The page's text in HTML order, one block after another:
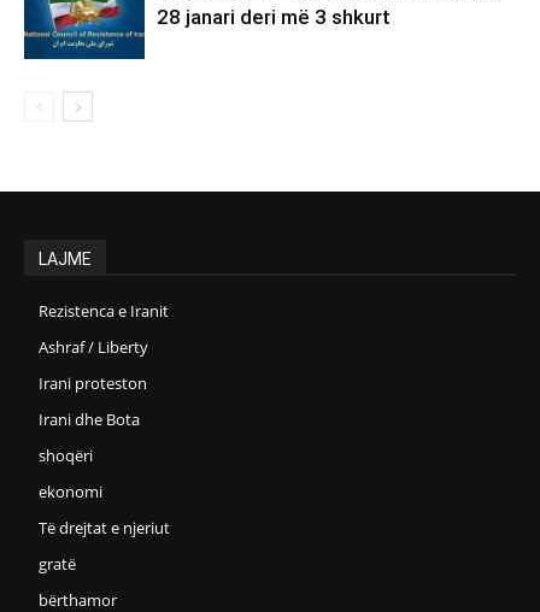
28 janari deri më 3 shkurt
LAJME
Rezistenca e Iranit
Ashraf / Liberty
Irani proteston
Irani dhe Bota
shoqëri
ekonomi
Të drejtat e njeriut
gratë
bërthamor